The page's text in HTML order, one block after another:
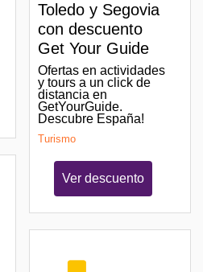
Toledo y Segovia
con descuento
Get Your Guide
Ofertas en actividades
y tours a un click de
distancia en
GetYourGuide.
Descubre España!
Turismo
Ver descuento